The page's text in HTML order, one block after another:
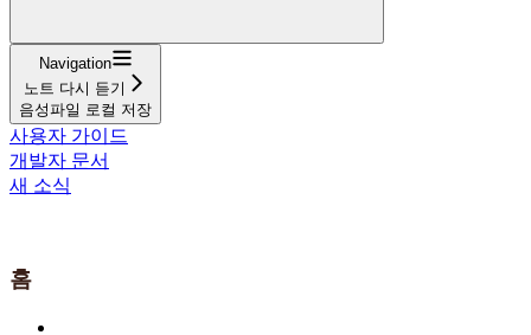
Navigation
노트 다시 듣기
음성파일 로컬 저장
사용자 가이드
개발자 문서
새 소식
홈